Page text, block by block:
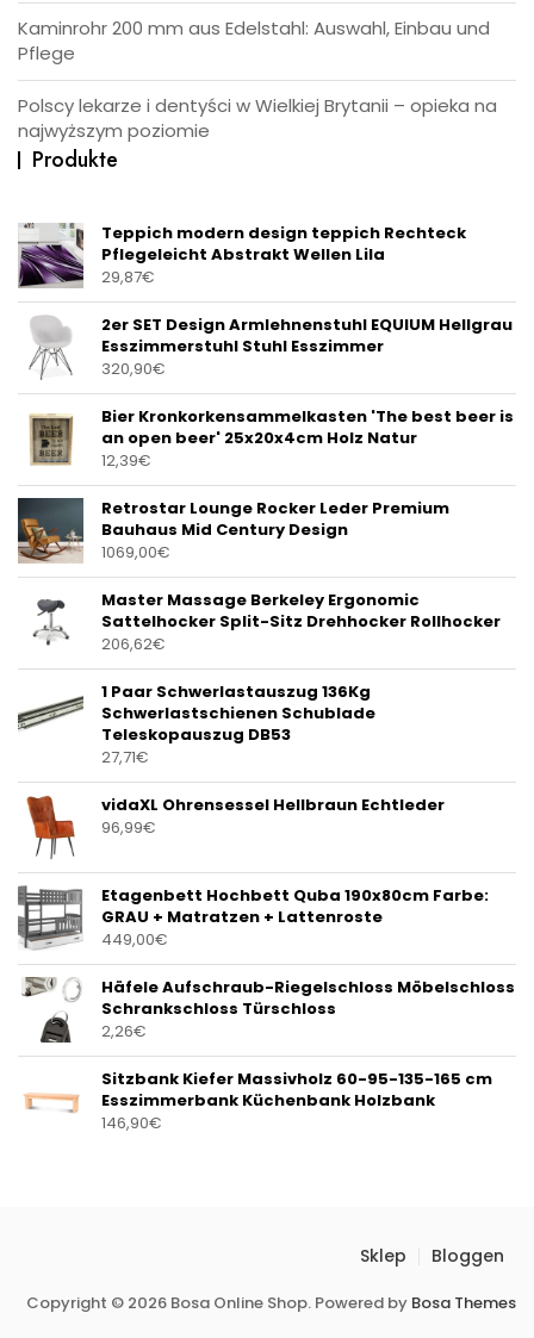
Kaminrohr 200 mm aus Edelstahl: Auswahl, Einbau und
Pflege
Polscy lekarze i dentyści w Wielkiej Brytanii – opieka na
najwyższym poziomie
Produkte
Teppich modern design teppich Rechteck
Pflegeleicht Abstrakt Wellen Lila
29,87€
2er SET Design Armlehnenstuhl EQUIUM Hellgrau
Esszimmerstuhl Stuhl Esszimmer
320,90€
Bier Kronkorkensammelkasten 'The best beer is
an open beer' 25x20x4cm Holz Natur
12,39€
Retrostar Lounge Rocker Leder Premium
Bauhaus Mid Century Design
1069,00€
Master Massage Berkeley Ergonomic
Sattelhocker Split-Sitz Drehhocker Rollhocker
206,62€
1 Paar Schwerlastauszug 136Kg
Schwerlastschienen Schublade
Teleskopauszug DB53
27,71€
vidaXL Ohrensessel Hellbraun Echtleder
96,99€
Etagenbett Hochbett Quba 190x80cm Farbe:
GRAU + Matratzen + Lattenroste
449,00€
Häfele Aufschraub-Riegelschloss Möbelschloss
Schrankschloss Türschloss
2,26€
Sitzbank Kiefer Massivholz 60-95-135-165 cm
Esszimmerbank Küchenbank Holzbank
146,90€
Sklep Bloggen
Copyright © 2026 Bosa Online Shop. Powered by Bosa Themes